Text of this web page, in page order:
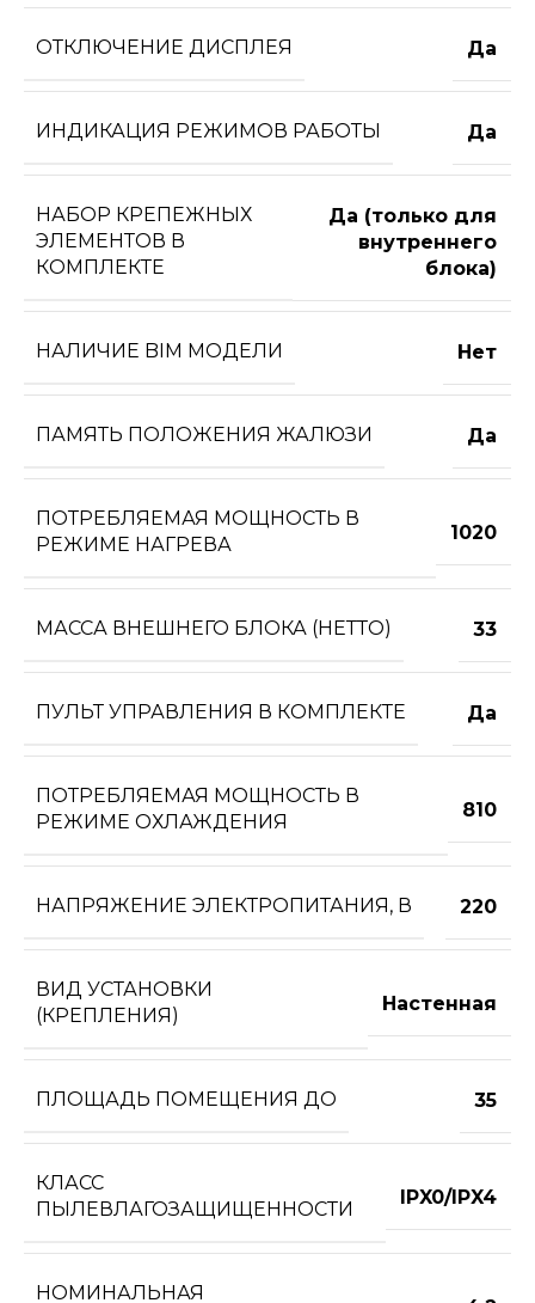
ОТКЛЮЧЕНИЕ ДИСПЛЕЯ Да
ИНДИКАЦИЯ РЕЖИМОВ РАБОТЫ Да
НАБОР КРЕПЕЖНЫХ
ЭЛЕМЕНТОВ В
КОМПЛЕКТЕ
Да (только для
внутреннего
блока)
НАЛИЧИЕ BIM МОДЕЛИ Нет
ПАМЯТЬ ПОЛОЖЕНИЯ ЖАЛЮЗИ Да
ПОТРЕБЛЯЕМАЯ МОЩНОСТЬ В
РЕЖИМЕ НАГРЕВА
1020
МАССА ВНЕШНЕГО БЛОКА (НЕТТО) 33
ПУЛЬТ УПРАВЛЕНИЯ В КОМПЛЕКТЕ Да
ПОТРЕБЛЯЕМАЯ МОЩНОСТЬ В
РЕЖИМЕ ОХЛАЖДЕНИЯ
810
НАПРЯЖЕНИЕ ЭЛЕКТРОПИТАНИЯ, В 220
ВИД УСТАНОВКИ
(КРЕПЛЕНИЯ)
Настенная
ПЛОЩАДЬ ПОМЕЩЕНИЯ ДО 35
КЛАСС
ПЫЛЕВЛАГОЗАЩИЩЕННОСТИ
IPX0/IPX4
НОМИНАЛЬНАЯ